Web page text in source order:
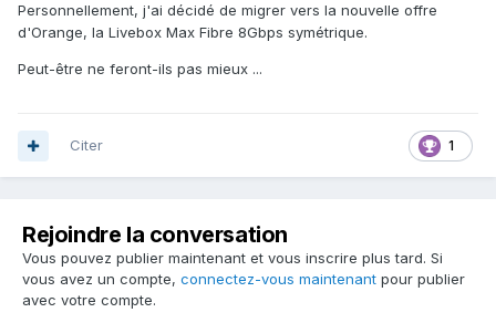
Personnellement, j'ai décidé de migrer vers la nouvelle offre
d'Orange, la Livebox Max Fibre 8Gbps symétrique.
Peut-être ne feront-ils pas mieux ...
1
Citer
Rejoindre la conversation
Vous pouvez publier maintenant et vous inscrire plus tard. Si
vous avez un compte, connectez-vous maintenant pour publier
avec votre compte.